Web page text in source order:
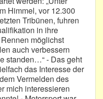
Himmel, vor 12.300
Tribünen, fuhren
in ihre
möglichst
auch verbessern
standen…“ - Das geht
das Interesse der
Vermelden des
mich interessieren